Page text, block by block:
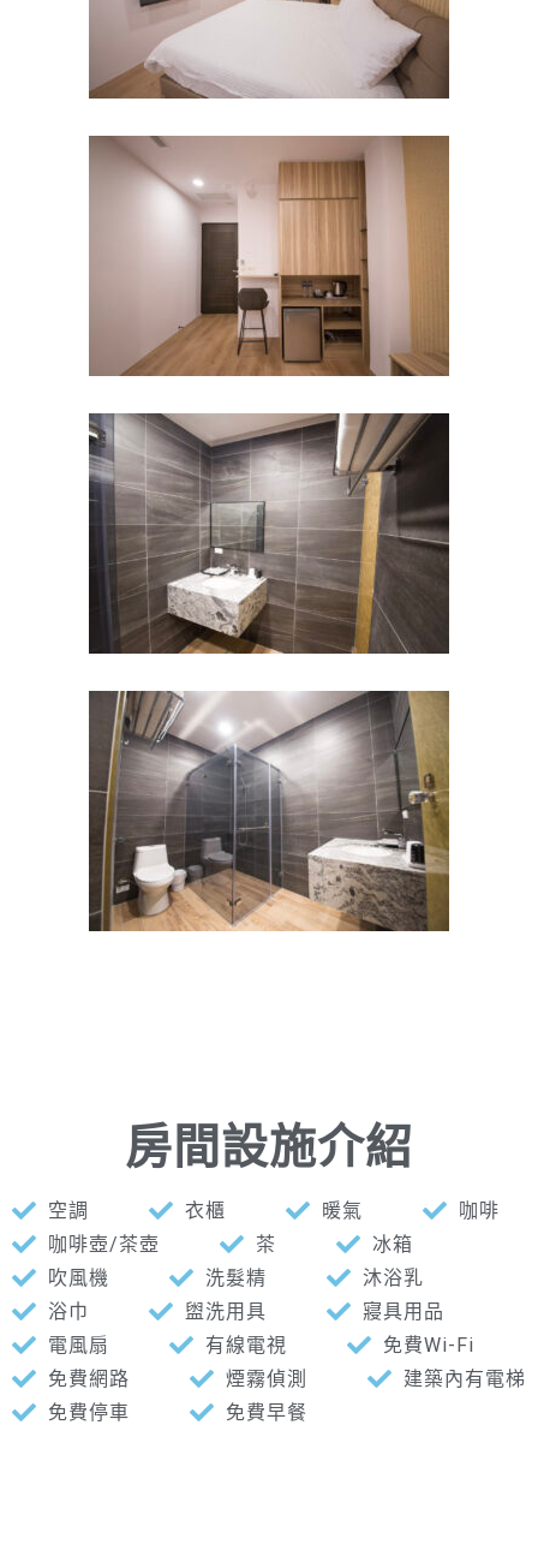
房間設施介紹
空調 衣櫃 暖氣
咖啡
咖啡壺/茶壺
茶
冰箱
吹風機
洗髮精
沐浴乳
浴巾
盥洗用具
寢具用品
電風扇
有線電視
免費Wi-Fi
免費網路
煙霧偵測
建築內有電梯
免費停車
免費早餐